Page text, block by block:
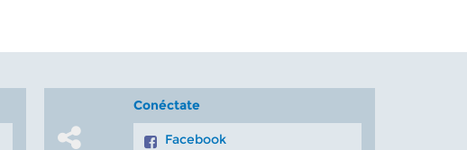
Conéctate
Facebook